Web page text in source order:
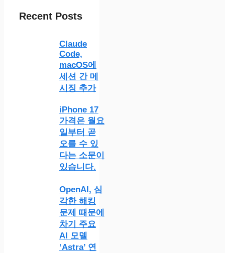
Recent Posts
Claude
Code,
macOS에
세션 간 메
시징 추가
iPhone 17
가격은 월요
일부터 곧
오를 수 있
다는 소문이
있습니다.
OpenAI, 심
각한 해킹
문제 때문에
차기 주요
AI 모델
‘Astra’ 연